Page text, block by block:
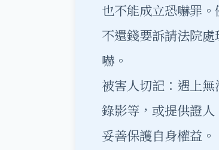
也不能成立恐嚇罪
不還錢要訴請法院
嚇。
被害人切記：遇上
錄影等，或提供證
妥善保護自身權益。